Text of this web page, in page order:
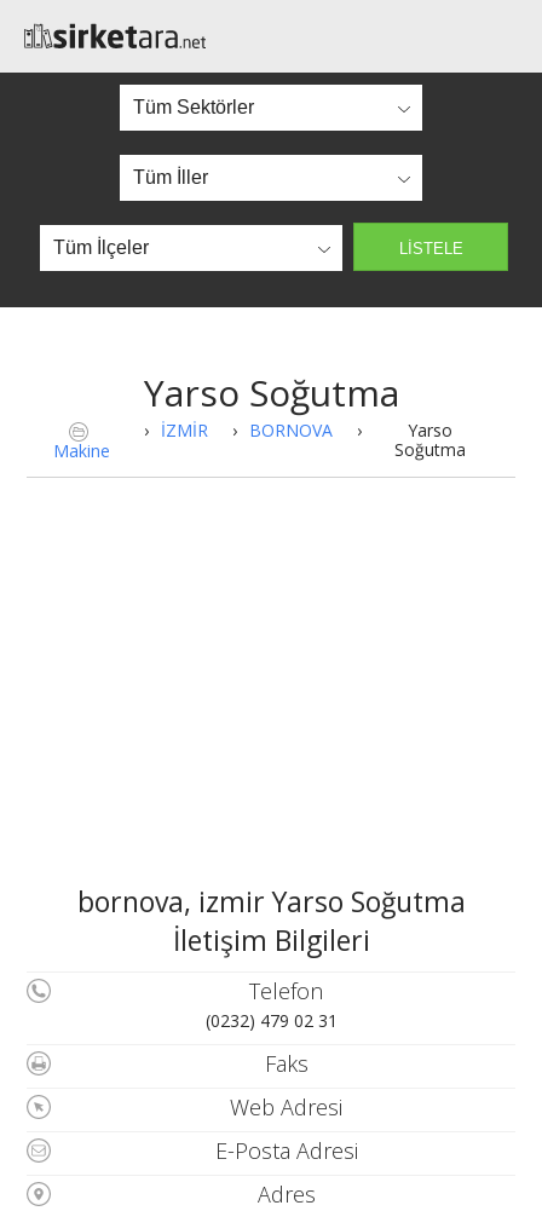
Yarso Soğutma
Makine
› İZMİR › BORNOVA ›
Yarso
Soğutma
bornova, izmir Yarso Soğutma
İletişim Bilgileri
Telefon
(0232) 479 02 31
Faks
Web Adresi
E-Posta Adresi
Adres